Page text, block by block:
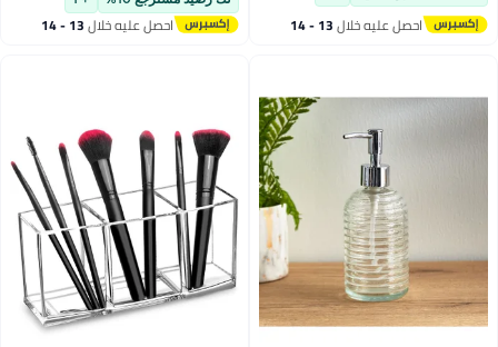
الأعمال ، المنزل ، التخييم ، المدرسة
(حزمة 2: الأخضر + الوردي) احصل عليه خلال 13 - 14 (أبيض) احصل عليه خلال 13 - 14